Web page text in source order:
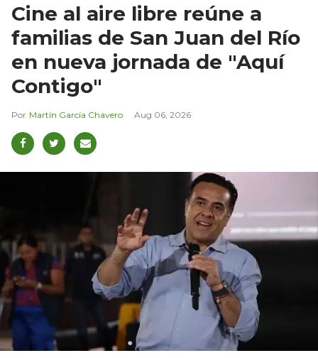
Cine al aire libre reúne a
familias de San Juan del Río
en nueva jornada de "Aquí
Contigo"
Martín García Chavero Aug 06, 2026